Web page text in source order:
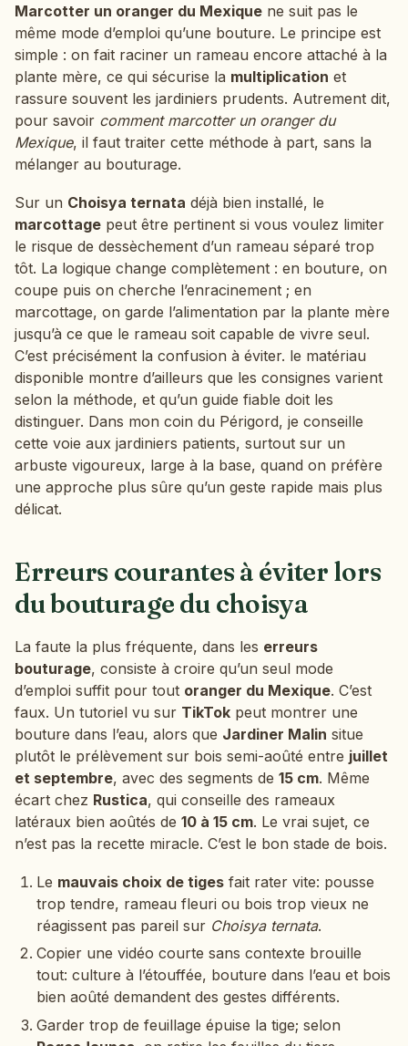
Marcotter un oranger du Mexique ne suit pas le
même mode d’emploi qu’une bouture. Le principe est
simple : on fait raciner un rameau encore attaché à la
plante mère, ce qui sécurise la multiplication et
rassure souvent les jardiniers prudents. Autrement dit,
pour savoir comment marcotter un oranger du
Mexique, il faut traiter cette méthode à part, sans la
mélanger au bouturage.
Sur un Choisya ternata déjà bien installé, le
marcottage peut être pertinent si vous voulez limiter
le risque de dessèchement d’un rameau séparé trop
tôt. La logique change complètement : en bouture, on
coupe puis on cherche l’enracinement ; en
marcottage, on garde l’alimentation par la plante mère
jusqu’à ce que le rameau soit capable de vivre seul.
C’est précisément la confusion à éviter. le matériau
disponible montre d’ailleurs que les consignes varient
selon la méthode, et qu’un guide fiable doit les
distinguer. Dans mon coin du Périgord, je conseille
cette voie aux jardiniers patients, surtout sur un
arbuste vigoureux, large à la base, quand on préfère
une approche plus sûre qu’un geste rapide mais plus
délicat.
Erreurs courantes à éviter lors
du bouturage du choisya
La faute la plus fréquente, dans les erreurs
bouturage, consiste à croire qu’un seul mode
d’emploi suffit pour tout oranger du Mexique. C’est
faux. Un tutoriel vu sur TikTok peut montrer une
bouture dans l’eau, alors que Jardiner Malin situe
plutôt le prélèvement sur bois semi-aoûté entre juillet
et septembre, avec des segments de 15 cm. Même
écart chez Rustica, qui conseille des rameaux
latéraux bien aoûtés de 10 à 15 cm. Le vrai sujet, ce
n’est pas la recette miracle. C’est le bon stade de bois.
Le mauvais choix de tiges fait rater vite: pousse
trop tendre, rameau fleuri ou bois trop vieux ne
réagissent pas pareil sur Choisya ternata.
Copier une vidéo courte sans contexte brouille
tout: culture à l’étouffée, bouture dans l’eau et bois
bien aoûté demandent des gestes différents.
Garder trop de feuillage épuise la tige; selon